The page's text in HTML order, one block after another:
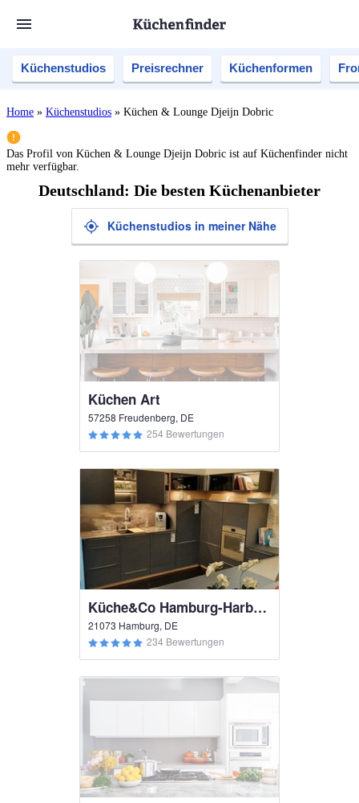
Küchenstudios Preisrechner Küchenformen
Home » Küchenstudios » Küchen & Lounge Djeijn Dobric
Das Profil von Küchen & Lounge Djeijn Dobric ist auf Küchenfinder nicht
mehr verfügbar.
Deutschland: Die besten Küchenanbieter
Küchenstudios in meiner Nähe
Küchen Art
57258 Freudenberg, DE
254 Bewertungen
Küche&Co Hamburg-Harburg
21073 Hamburg, DE
234 Bewertungen